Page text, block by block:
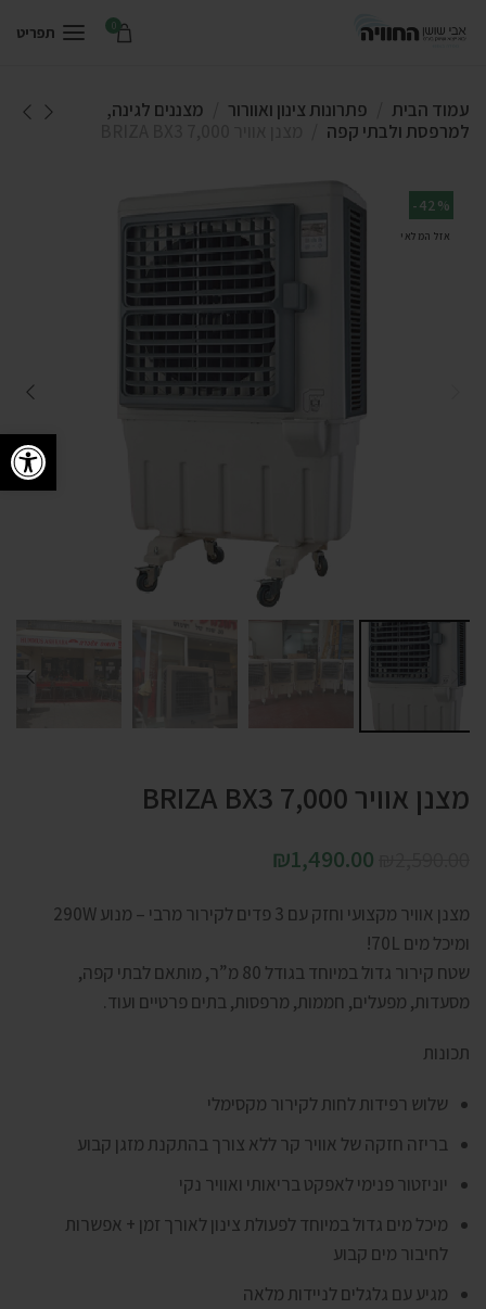
פתח
0 תפריט
עמוד הבית פתרונות צינון ואוורור
מצננים לגינה,
למרפסת ולבתי קפה
-42%
אזל המלאי
מצנן אוויר BRIZA BX3 7,000
₪1,490.00
מצנן אוויר מקצועי וחזק עם 3 פדים לקירור מרבי – מנוע 290W
ומיכל מים 70L!
שטח קירור גדול במיוחד בגודל 80 מ”ר, מותאם לבתי קפה,
מסעדות, מפעלים, חממות, מרפסות, בתים פרטיים ועוד.
תכונות
שלוש רפידות לחות לקירור מקסימלי
בריזה חזקה של אוויר קר ללא צורך בהתקנת מזגן קבוע
יוניזטור פנימי לאפקט בריאותי ואוויר נקי
מיכל מים גדול במיוחד לפעולת צינון לאורך זמן + אפשרות
לחיבור מים קבוע
מגיע עם גלגלים לניידות מלאה